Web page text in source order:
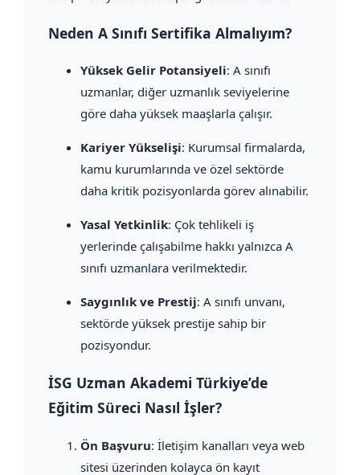
Neden A Sınıfı Sertifika Almalıyım?
Yüksek Gelir Potansiyeli: A sınıfı
uzmanlar, diğer uzmanlık seviyelerine
göre daha yüksek maaşlarla çalışır.
Kariyer Yükselişi: Kurumsal firmalarda,
kamu kurumlarında ve özel sektörde
daha kritik pozisyonlarda görev alınabilir.
Yasal Yetkinlik: Çok tehlikeli iş
yerlerinde çalışabilme hakkı yalnızca A
sınıfı uzmanlara verilmektedir.
Saygınlık ve Prestij: A sınıfı unvanı,
sektörde yüksek prestije sahip bir
pozisyondur.
İSG Uzman Akademi Türkiye’de
Eğitim Süreci Nasıl İşler?
Ön Başvuru: İletişim kanalları veya web
sitesi üzerinden kolayca ön kayıt